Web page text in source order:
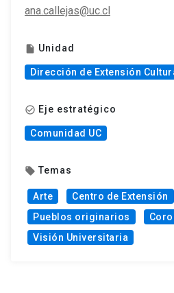
ana.callejas@uc.cl
insert_drive_file Unidad
Dirección de Extensión
check_circle_outline Eje estratégico
Comunidad UC
local_offer Temas
Arte
Centro de Extensión
Pueblos originarios
Visión Universitaria